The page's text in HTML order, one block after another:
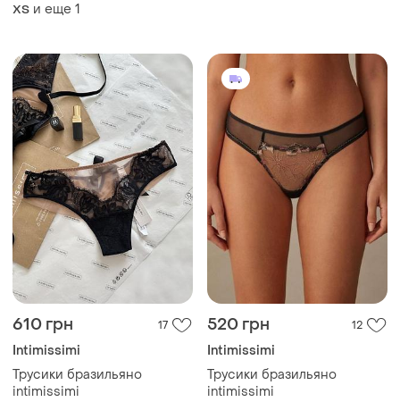
ХS и еще 1
610 грн 17
Intimissimi
Трусики бразильяно
intimissimi
520 грн 12
Intimissimi
Трусики бразильяно
intimissimi